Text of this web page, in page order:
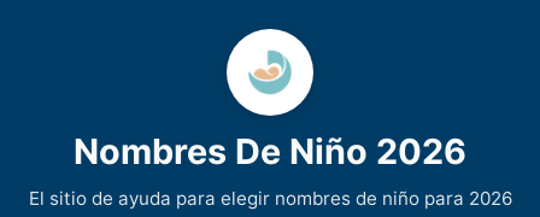
Nombres De Niño 2026
El sitio de ayuda para elegir nombres de niño para 2026